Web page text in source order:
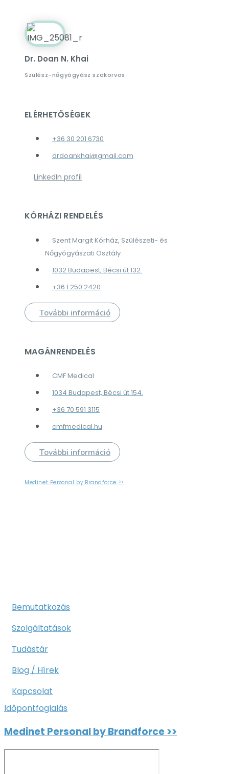
Dr. Doan N. Khai
Szülész-nőgyógyász szakorvos
ELÉRHETŐSÉGEK
+36 30 201 6730
drdoankhai@gmail.com
LinkedIn profil
KÓRHÁZI RENDELÉS
Szent Margit Kórház, Szülészeti- és
Nőgyógyászati Osztály
1032 Budapest, Bécsi út 132.
+36 1 250 2420
További információ
MAGÁNRENDELÉS
CMF Medical
1034 Budapest, Bécsi út 154.
+36 70 591 3115
cmfmedical.hu
További információ
Medinet Personal by Brandforce >>
Bemutatkozás
Szolgáltatások
Tudástár
Blog / Hírek
Kapcsolat
Időpontfoglalás
Medinet Personal by Brandforce >>